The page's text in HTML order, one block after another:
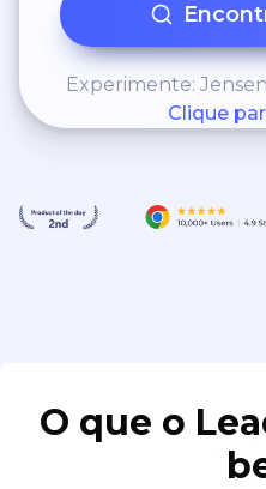
Experimente:
Clique
O que o